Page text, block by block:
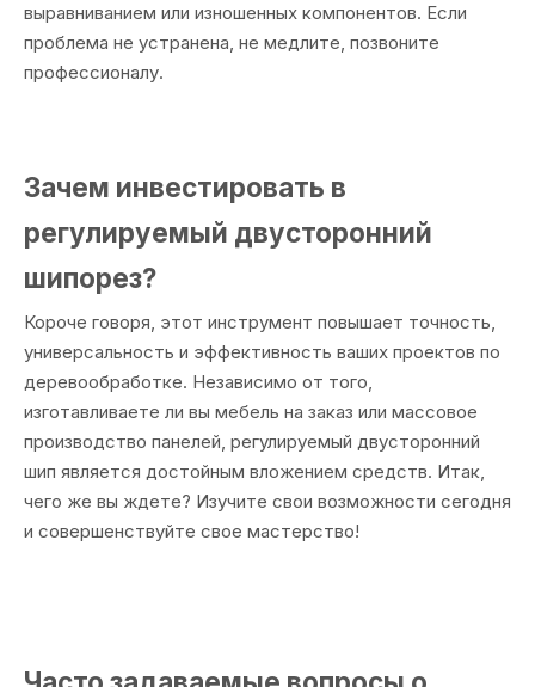
выравниванием или изношенных компонентов. Если
проблема не устранена, не медлите, позвоните
профессионалу.
Зачем инвестировать в
регулируемый двусторонний
шипорез?
Короче говоря, этот инструмент повышает точность,
универсальность и эффективность ваших проектов по
деревообработке. Независимо от того,
изготавливаете ли вы мебель на заказ или массовое
производство панелей, регулируемый двусторонний
шип является достойным вложением средств. Итак,
чего же вы ждете? Изучите свои возможности сегодня
и совершенствуйте свое мастерство!